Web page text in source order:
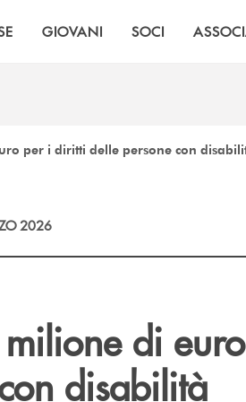
GIOVANI SOCI
per i diritti delle persone con
2026
di
disabilità